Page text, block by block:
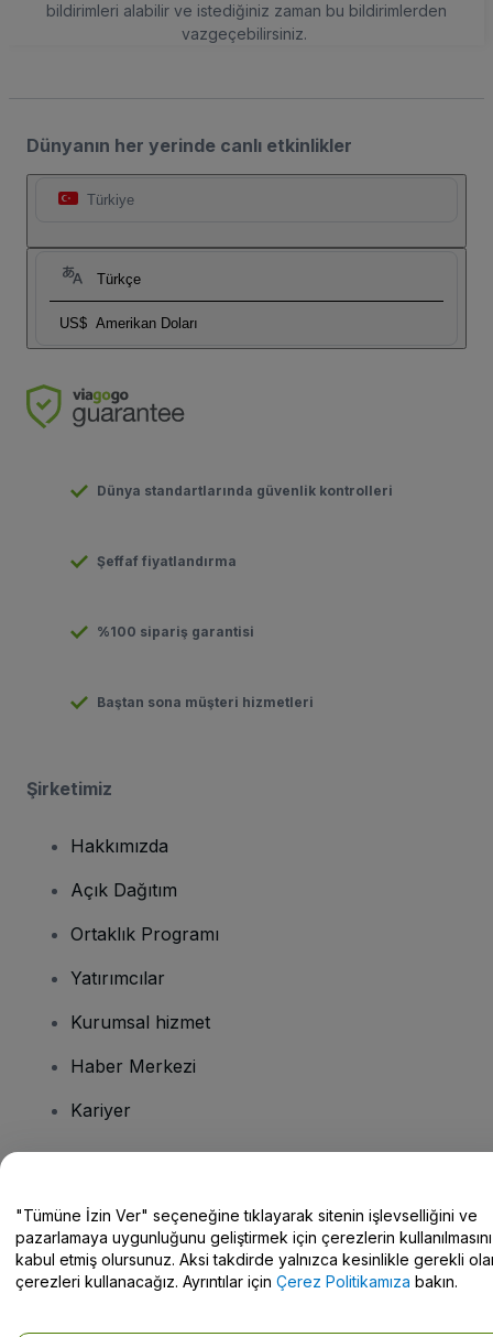
bildirimleri alabilir ve istediğiniz zaman bu bildirimlerden
vazgeçebilirsiniz.
Dünyanın her yerinde canlı etkinlikler
Türkiye
Türkçe
US$ Amerikan Doları
Dünya standartlarında güvenlik kontrolleri
Şeffaf fiyatlandırma
%100 sipariş garantisi
Baştan sona müşteri hizmetleri
Şirketimiz
Hakkımızda
Açık Dağıtım
Ortaklık Programı
Yatırımcılar
Kurumsal hizmet
Haber Merkezi
Kariyer
Yardım Merkezi / Bize Ulaşın
"Tümüne İzin Ver" seçeneğine tıklayarak sitenin işlevselliğini ve
pazarlamaya uygunluğunu geliştirmek için çerezlerin kullanılmasını
kabul etmiş olursunuz. Aksi takdirde yalnızca kesinlikle gerekli
çerezleri kullanacağız. Ayrıntılar için Çerez Politikamıza bakın.